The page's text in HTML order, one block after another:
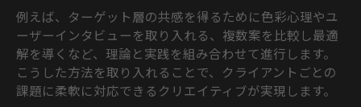
例えば、ターゲット層の共感を得るために色彩心理やユ
ーザーインタビューを取り入れる、複数案を比較し最適
解を導くなど、理論と実践を組み合わせて進行します。
こうした方法を取り入れることで、クライアントごとの
課題に柔軟に対応できるクリエイティブが実現します。